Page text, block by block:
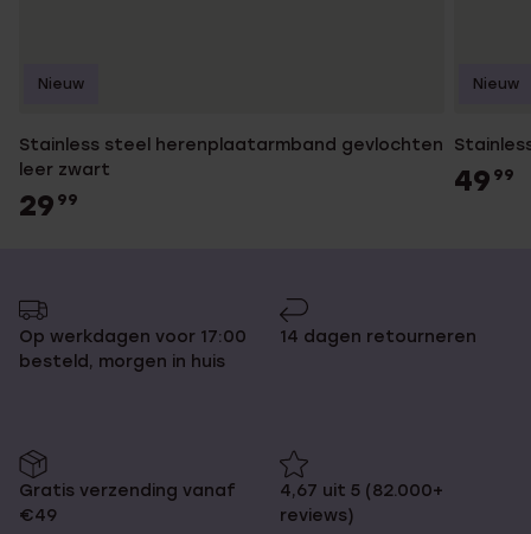
Stainless steel herenplaatarmband gevlochten
leer zwart
29 99
Nieuw
49 99
Nieuw
Op werkdagen voor 17:00
besteld, morgen in huis
14 dagen retourneren
Gratis verzending vanaf
€49
4,67 uit 5 (82.000+
reviews)